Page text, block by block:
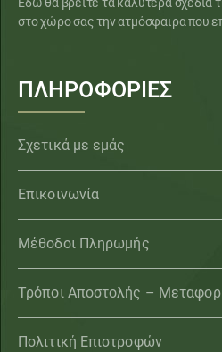
Εδώ θα βρείτε τα καλύτερα σχέδια
στο χώρο σας την ατμόσφαιρα που
ΠΛΗΡΟΦΟΡΙΕΣ
Σχετικά με εμάς
Επικοινωνία
Μέθοδοι Πληρωμής
Τρόποι Αποστολής –
Πολιτική Επιστροφών